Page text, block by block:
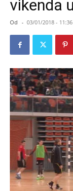
vikenda
Od - 03/01/2018 - 11:36